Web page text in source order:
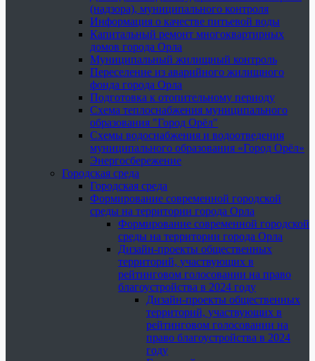
(надзора), муниципального контроля
Информация о качестве питьевой воды
Капитальный ремонт многоквартирных
домов города Орла
Муниципальный жилищный контроль
Переселение из аварийного жилищного
фонда города Орла
Подготовка к отопительному периоду
Схема теплоснабжения муниципального
образования "Город Орёл"
Схемы водоснабжения и водоотведения
муниципального образования «Город Орёл»
Энергосбережение
Городская среда
Городская среда
Формирование современной городской
среды на территории города Орла
Формирование современной городской
среды на территории города Орла
Дизайн-проекты общественных
территорий, участвующих в
рейтинговом голосовании на право
благоустройства в 2024 году
Дизайн-проекты общественных
территорий, участвующих в
рейтинговом голосовании на
право благоустройства в 2024
году